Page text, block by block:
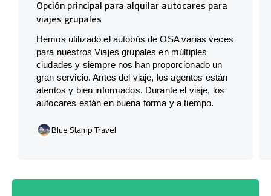
Opción principal para alquilar autocares para
viajes grupales
Hemos utilizado el autobús de OSA varias veces
para nuestros Viajes grupales en múltiples
ciudades y siempre nos han proporcionado un
gran servicio. Antes del viaje, los agentes están
atentos y bien informados. Durante el viaje, los
autocares están en buena forma y a tiempo.
Blue Stamp Travel